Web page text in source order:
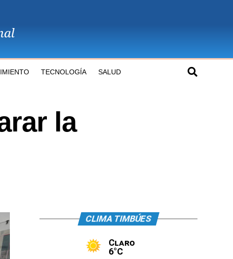
TECNOLOGÍA SALUD
la
CLIMA TIMBÚES
Claro
6°C